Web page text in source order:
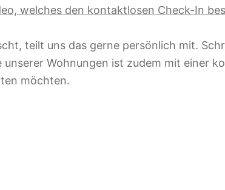
welches den kontaktlosen Check-In
teilt uns das gerne persönlich mit.
Wohnungen ist zudem mit einer
möchten.